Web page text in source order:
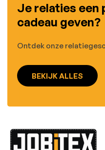
Je relaties een
cadeau geven?
Ontdek onze
BEKIJK ALLES